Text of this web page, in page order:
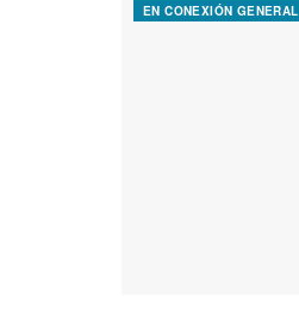
EN CONEXIÓN GENERAL